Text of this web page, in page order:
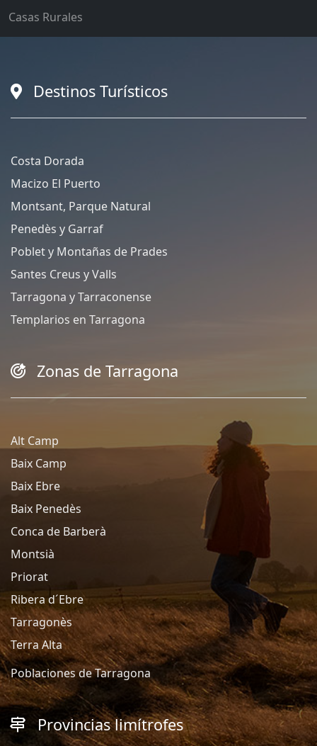
Casas Rurales
Destinos Turísticos
Costa Dorada
Macizo El Puerto
Montsant, Parque Natural
Penedès y Garraf
Poblet y Montañas de Prades
Santes Creus y Valls
Tarragona y Tarraconense
Templarios en Tarragona
Zonas de Tarragona
Alt Camp
Baix Camp
Baix Ebre
Baix Penedès
Conca de Barberà
Montsià
Priorat
Ribera d´Ebre
Tarragonès
Terra Alta
Poblaciones de Tarragona
Provincias limítrofes